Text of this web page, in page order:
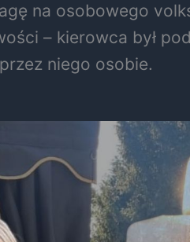
na osobowego
– kierowca był
niego osobie.